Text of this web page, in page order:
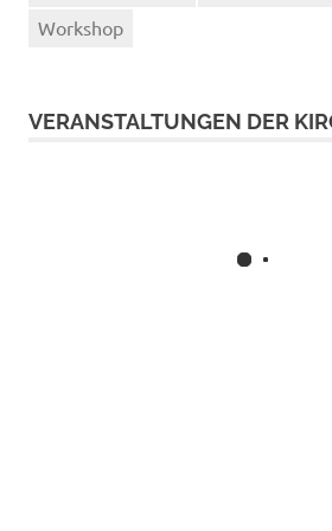
Workshop
VERANSTALTUNGEN DER